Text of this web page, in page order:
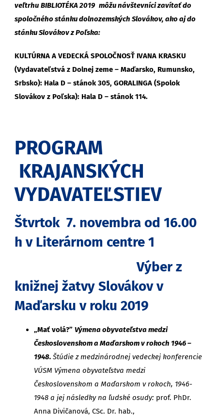
veľtrhu BIBLIOTÉKA 2019 môžu návštevníci zavítať do
spoločného stánku dolnozemských Slovákov, ako aj do
stánku Slovákov z Poľska:
KULTÚRNA A VEDECKÁ SPOLOČNOSŤ IVANA KRASKU
(Vydavateľstvá z Dolnej zeme – Maďarsko, Rumunsko,
Srbsko): Hala D – stánok 305, GORALINGA (Spolok
Slovákov z Poľska): Hala D – stánok 114.
PROGRAM
KRAJANSKÝCH
VYDAVATEĽSTIEV
Štvrtok 7. novembra od 16.00
h v Literárnom centre 1
Výber z
knižnej žatvy Slovákov v
Maďarsku v roku 2019
„Mať volá?” Výmena obyvateľstva medzi
Československom a Maďarskom v rokoch 1946 –
1948. Štúdie z medzinárodnej vedeckej konferencie
VÚSM Výmena obyvateľstva medzi
Československom a Maďarskom v rokoch, 1946-
1948 a jej následky na ľudské osudy: prof. PhDr.
Anna Divičanová, CSc. Dr. hab.,